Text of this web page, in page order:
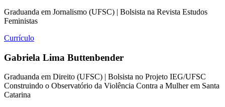
Graduanda em Jornalismo (UFSC) | Bolsista na Revista Estudos
Feministas
Currículo
Gabriela Lima Buttenbender
Graduanda em Direito (UFSC) | Bolsista no Projeto IEG/UFSC
Construindo o Observatório da Violência Contra a Mulher em Santa
Catarina